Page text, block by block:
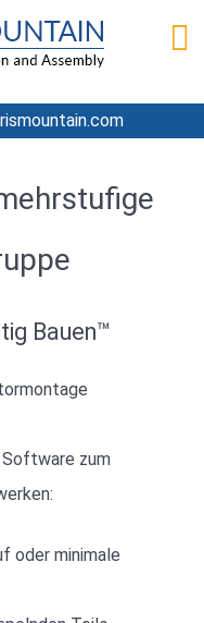
Bauen™
zum
oder minimale